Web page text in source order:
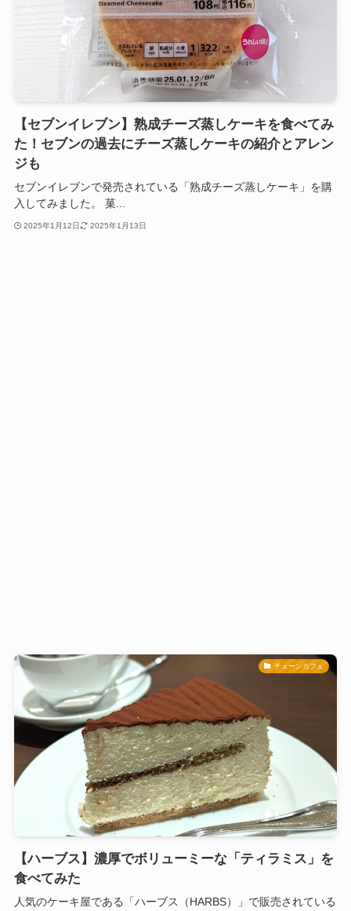
【セブンイレブン】熟成チーズ蒸しケーキを食べてみ
た！セブンの過去にチーズ蒸しケーキの紹介とアレン
ジも
セブンイレブンで発売されている「熟成チーズ蒸しケーキ」を購
入してみました。 菓...
2025年1月12日 2025年1月13日
チェーンカフェ
【ハーブス】濃厚でボリューミーな「ティラミス」を
食べてみた
人気のケーキ屋である「ハーブス（HARBS）」で販売されている